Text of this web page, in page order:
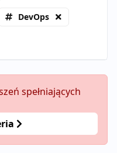
DevOps
spełniających